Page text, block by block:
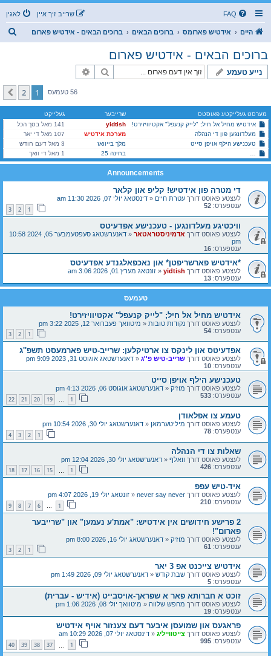
FAQ לאגין שרייב זיך איין
היים אידטיש פארומס ברוכים הבאים ברוכים הבאים - אידטיש פארום
ברוכים הבאים - אידטיש פארום
נייע טעמע זוך
56 טעמעס 1
2
קומענדיגע
מערסט געלייקטע פאוסטס שרייבער
געלייקט
אידטיש מחיל אל חיל; "לייק קנעפל" אקטיוויזירט!
yidtish
141 מאל בסך הכל
מעלדונגען פון די הנהלה
מערכת אידטיש
107 מאל די יאר
טעכנישע הילף אויפן סייט
מלך בייוואז
3 מאל דעם חודש
זוכט א חברותא פאר א שפראך-אויסבייט (אידיש - עברית)
בחינה 25 1 מאל די וואך
Announcements
די מטרה פון אידטיש! קליפ און קלאר
לעצטע פאוסט דורך עטרת חיים « דינסטאג יולי 07, 2026 11:30 am
ענטפערס: 52
1
2
3
וויכטיגע מעלדונגען - טעכנישע אפדעיטס
לעצטע פאוסט דורך אדמיניסטראטאר «
דאנערשטאג סעפטעמבער 05, 2024 10:58
pm
ענטפערס: 16
*אידטיש פארשריפטן* און נאכפאלגנדע אפדעיטס
לעצטע פאוסט דורך yidtish
« זונטאג מערץ 01, 2026 3:06 am
ענטפערס: 13
טעמעס
אידטיש מחיל אל חיל; "לייק קנעפל" אקטיוויזירט!
לעצטע פאוסט דורך נקודות טובות « מיטוואך פעברואר 12, 2025 3:22 pm
ענטפערס: 54
1
2
3
אפדעיטס און לינקס צו ארטיקלען: שרייב-טיש פארמעסט תשפ''ג
לעצטע פאוסט דורך שרייב-טיש פ''ג « דאנערשטאג אוגוסט 31, 2023 9:09 pm
ענטפערס: 10
טעכנישע הילף אויפן סייט
לעצטע פאוסט דורך מוזיק « דאנערשטאג אוגוסט 06, 2026 4:13 pm
ענטפערס: 533
1
…
19
20
21
22
טעמע צו אפלאודן
לעצטע פאוסט דורך מיליטערמאן « דאנערשטאג יולי 30, 2026 10:54 pm
ענטפערס: 78
1
2
3
4
שאלות צו די הנהלה
לעצטע פאוסט דורך וואלף « דאנערשטאג יולי 30, 2026 12:04 pm
ענטפערס: 426
1
15
16
17
18
איד-טיש עפפ
לעצטע פאוסט דורך never say never
« זונטאג יולי 19, 2026 4:07 pm
ענטפערס: 210
1
…
6
7
8
9
2 פרישע חידושים אין אידטיש: "אמת'ע נעמען" און "שרייבער
פארום"!
לעצטע פאוסט דורך מוזיק « דאנערשטאג יולי 16, 2026 8:00 pm
ענטפערס: 61
1
2
3
אידטיש צייכנט אפ 3 יאר
לעצטע פאוסט דורך שבת קודש « דאנערשטאג יולי 09, 2026 1:49 pm
ענטפערס: 5
זוכט א חברותא פאר א שפראך-אויסבייט (אידיש - עברית)
לעצטע פאוסט דורך מחפש שלווה « מיטוואך יולי 08, 2026 1:06 pm
ענטפערס: 19
פראגעס און שמועסן איבער דעם צענזור אויף אידטיש
לעצטע פאוסט דורך צייטווייליג « דינסטאג יולי 07, 2026 10:29 am
ענטפערס: 995
1
37
38
39
40